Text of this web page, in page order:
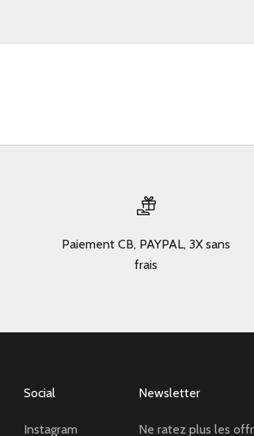
Paiement CB, PAYPAL, 3X sans
frais
Social
Instagram
Newsletter
Ne ratez plus les